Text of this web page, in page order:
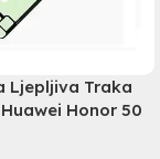
Ljepljiva Traka
Honor 50